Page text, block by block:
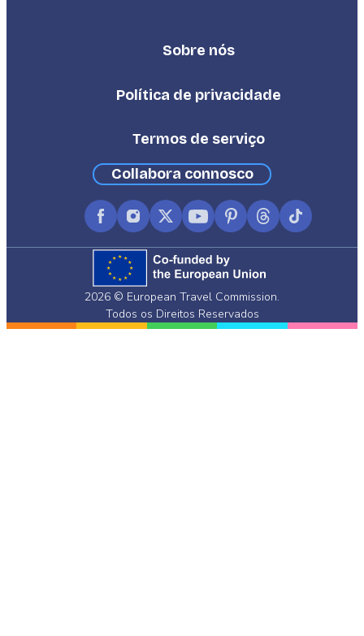
Footer
Sobre nós
Política de privacidade
Termos de serviço
Collabora connosco
FacebookInstagram
X
(formerly
Twitter)
YouTubePinterest
ThreadsTikTok
2026 © European Travel Commission.
Todos os Direitos Reservados